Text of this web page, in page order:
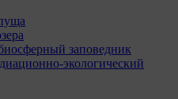
заповедник
экологический